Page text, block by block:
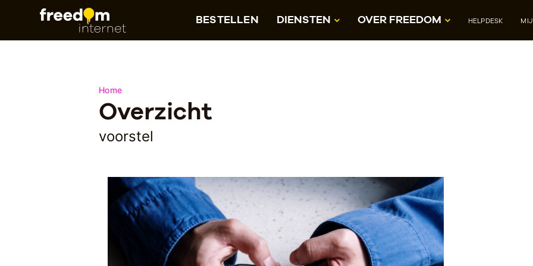
BESTELLEN DIENSTEN OVER FREEDOM HELPDESK
Home
Overzicht
voorstel